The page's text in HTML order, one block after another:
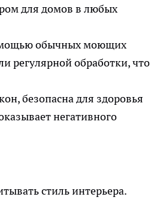
для домов в любых
обычных моющих
регулярной обработки, что
безопасна для здоровья
негативного
стиль интерьера.